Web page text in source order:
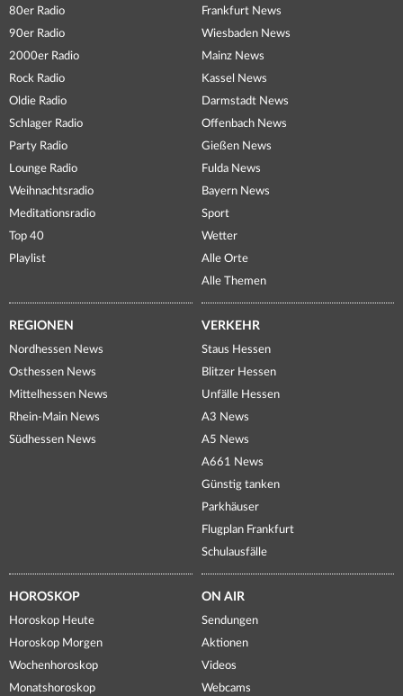
80er Radio
90er Radio
2000er Radio
Rock Radio
Oldie Radio
Schlager Radio
Party Radio
Lounge Radio
Weihnachtsradio
Meditationsradio
Top 40
Playlist
Frankfurt News
Wiesbaden News
Mainz News
Kassel News
Darmstadt News
Offenbach News
Gießen News
Fulda News
Bayern News
Sport
Wetter
Alle Orte
Alle Themen
REGIONEN
Nordhessen News
Osthessen News
Mittelhessen News
Rhein-Main News
Südhessen News
VERKEHR
Staus Hessen
Blitzer Hessen
Unfälle Hessen
A3 News
A5 News
A661 News
Günstig tanken
Parkhäuser
Flugplan Frankfurt
Schulausfälle
HOROSKOP
Horoskop Heute
Horoskop Morgen
Wochenhoroskop
Monatshoroskop
ON AIR
Sendungen
Aktionen
Videos
Webcams